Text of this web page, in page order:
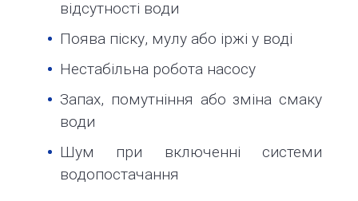
02-
856-
info@1kbk.com.ua
відсутності води
Поява піску, мулу або іржі у воді
Нестабільна робота насосу
Запах, помутніння або зміна смаку
води
Шум при включенні системи
водопостачання